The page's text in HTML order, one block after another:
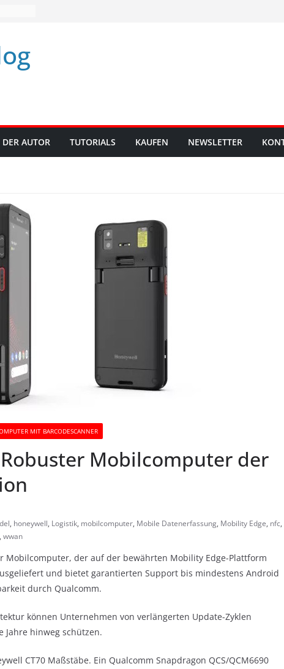
DER AUTOR TUTORIALS KAUFEN NEWSLETTER
MIT BARCODESCANNER
Robuster Mobilcomputer der
, honeywell, Logistik, mobilcomputer, Mobile Datenerfassung, Mobility Edge, nfc,
, wwan
Mobilcomputer, der auf der bewährten Mobility Edge-Plattform
und bietet garantierten Support bis mindestens Android
durch Qualcomm.
können Unternehmen von verlängerten Update-Zyklen
hinweg schützen.
CT70 Maßstäbe. Ein Qualcomm Snapdragon QCS/QCM6690